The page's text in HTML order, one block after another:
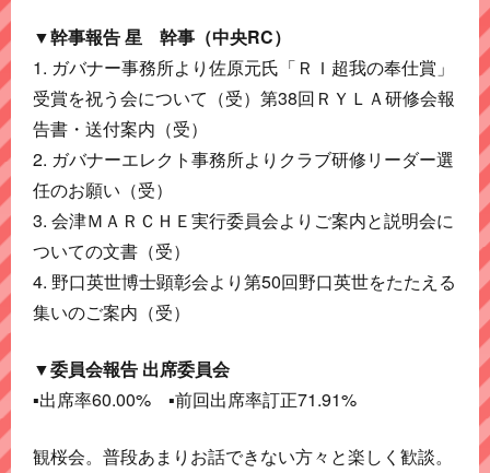
▼幹事報告 星 幹事（中央RC）
1. ガバナー事務所より佐原元氏「ＲＩ超我の奉仕賞」
受賞を祝う会について（受）第38回ＲＹＬＡ研修会報
告書・送付案内（受）
2. ガバナーエレクト事務所よりクラブ研修リーダー選
任のお願い（受）
3. 会津ＭＡＲＣＨＥ実行委員会よりご案内と説明会に
ついての文書（受）
4. 野口英世博士顕彰会より第50回野口英世をたたえる
集いのご案内（受）
▼委員会報告 出席委員会
▪出席率60.00% ▪前回出席率訂正71.91%
観桜会。普段あまりお話できない方々と楽しく歓談。